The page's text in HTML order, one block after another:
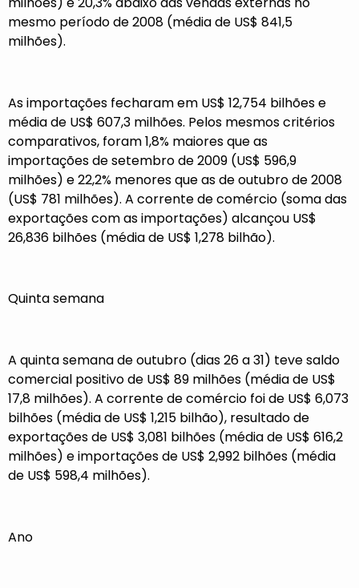
mesmo período de 2008 (média de US$ 841,5
milhões).
As importações fecharam em US$ 12,754 bilhões e
média de US$ 607,3 milhões. Pelos mesmos critérios
comparativos, foram 1,8% maiores que as
importações de setembro de 2009 (US$ 596,9
milhões) e 22,2% menores que as de outubro de 2008
(US$ 781 milhões). A corrente de comércio (soma das
exportações com as importações) alcançou US$
26,836 bilhões (média de US$ 1,278 bilhão).
Quinta semana
A quinta semana de outubro (dias 26 a 31) teve saldo
comercial positivo de US$ 89 milhões (média de US$
17,8 milhões). A corrente de comércio foi de US$ 6,073
bilhões (média de US$ 1,215 bilhão), resultado de
exportações de US$ 3,081 bilhões (média de US$ 616,2
milhões) e importações de US$ 2,992 bilhões (média
de US$ 598,4 milhões).
Ano